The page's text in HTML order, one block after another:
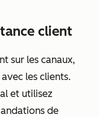
client
sur les canaux,
les clients.
et utilisez
de